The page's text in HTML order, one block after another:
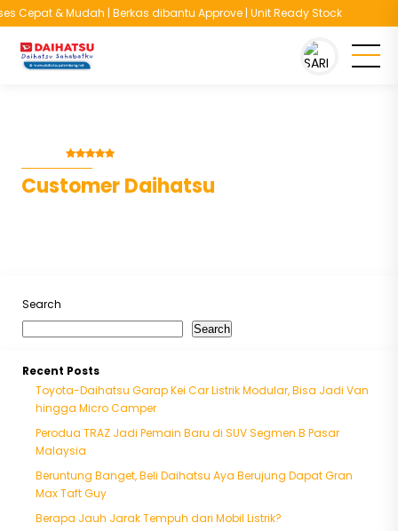
Cepat & Mudah | Berkas dibantu Approve | Unit Ready Stock
You are here :Beranda/Testimoni/Customer Daihatsu
Customer Daihatsu
Search
Search
Recent Posts
Toyota-Daihatsu Garap Kei Car Listrik Modular, Bisa Jadi Van
hingga Micro Camper
Perodua TRAZ Jadi Pemain Baru di SUV Segmen B Pasar
Malaysia
Beruntung Banget, Beli Daihatsu Aya Berujung Dapat Gran
Max Taft Guy
Berapa Jauh Jarak Tempuh dari Mobil Listrik?